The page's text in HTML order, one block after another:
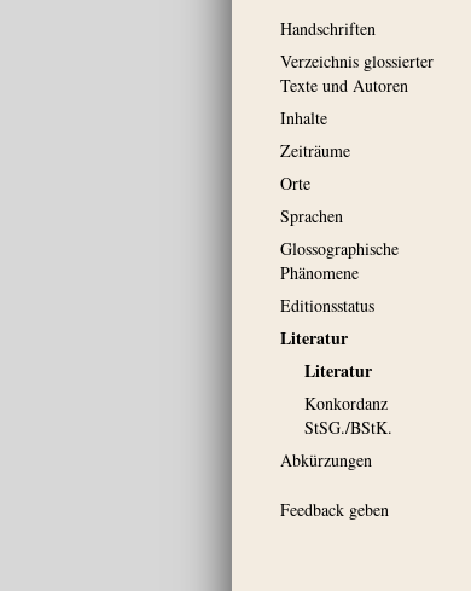
Handschriften
Verzeichnis glossierter
Texte und Autoren
Inhalte
Zeiträume
Orte
Sprachen
Glossographische
Phänomene
Editionsstatus
Literatur
Literatur
Konkordanz
StSG./BStK.
Abkürzungen
Feedback geben